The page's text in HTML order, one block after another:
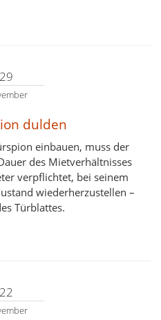
29
dulden
einbauen, muss der
des Mietverhältnisses
verpflichtet, bei seinem
wiederherzustellen –
Türblattes.
22